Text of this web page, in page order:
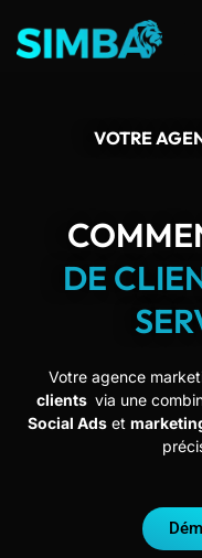
VOTRE
DE
Votre agence
clients via une
Social Ads et